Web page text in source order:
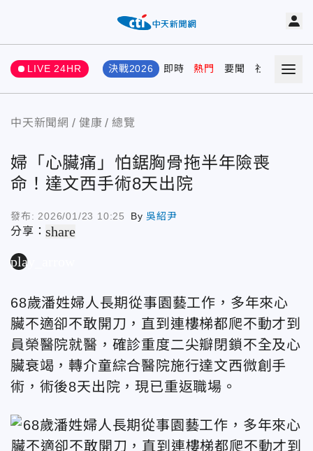
LIVE 24HR 決戰2026 即時 熱門 要聞 社會 娛樂
中天新聞網 健康 總覽
婦「心臟痛」怕鋸胸骨拖半年險喪
命！達文西手術8天出院
發布: 2026/01/23 10:25 By吳紹尹
分享：share
play_arrow
68歲潘姓婦人長期從事園藝工作，多年來心
臟不適卻不敢開刀，直到連樓梯都爬不動才到
員榮醫院就醫，確診重度二尖瓣閉鎖不全及心
臟衰竭，轉介童綜合醫院施行達文西微創手
術，術後8天出院，現已重返職場。